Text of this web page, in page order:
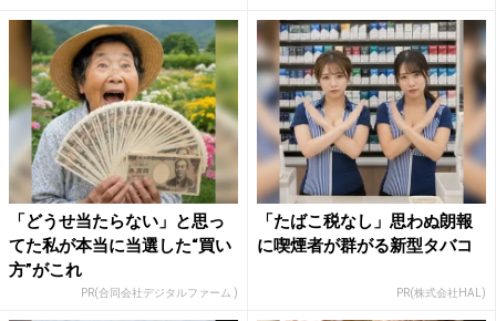
「どうせ当たらない」と思っ
てた私が本当に当選した“買い
方”がこれ
PR(合同会社デジタルファーム )
「たばこ税なし」思わぬ朗報
に喫煙者が群がる新型タバコ
PR(株式会社HAL)